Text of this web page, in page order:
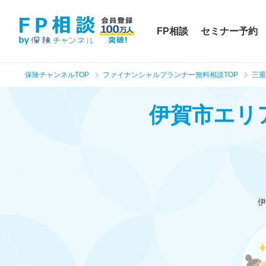
FP相談 セミナー予約
保険チャンネルTOP ファイナンシャルプランナー無料相談TOP 三
伊賀市エリ